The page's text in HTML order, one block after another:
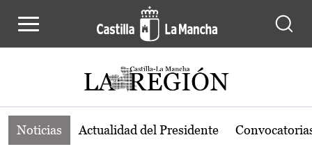
Noticias de la región de Castilla-La
Noticias Actualidad del Presidente